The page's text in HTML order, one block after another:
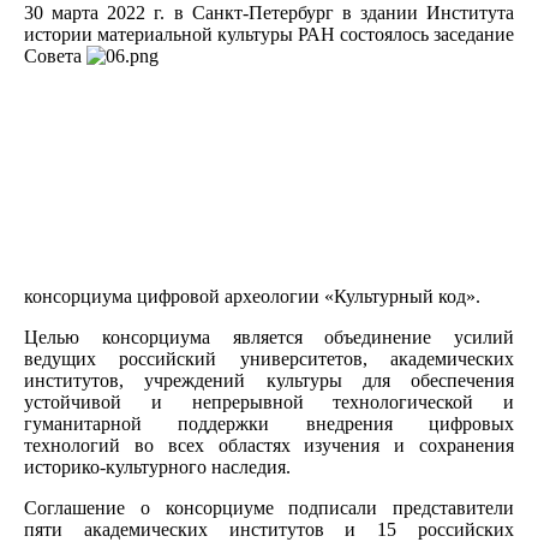
30 марта 2022 г. в Санкт-Петербург в здании Института
истории материальной культуры РАН состоялось заседание
Совета
консорциума цифровой археологии «Культурный код».
Целью консорциума является объединение усилий
ведущих российский университетов, академических
институтов, учреждений культуры для обеспечения
устойчивой и непрерывной технологической и
гуманитарной поддержки внедрения цифровых
технологий во всех областях изучения и сохранения
историко-культурного наследия.
Соглашение о консорциуме подписали представители
пяти академических институтов и 15 российских